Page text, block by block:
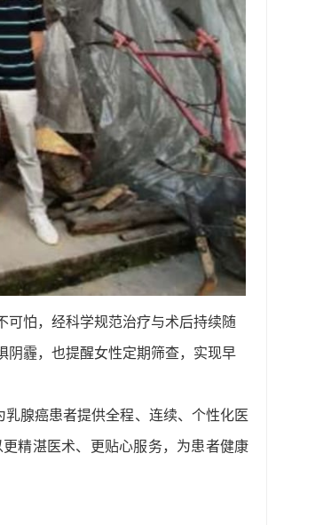
可怕，经科学规范治疗与术后持续随
阴霾，也提醒女性定期筛查，实现早
乳腺癌患者提供全程、连续、个性化医
精湛医术、更贴心服务，为患者健康